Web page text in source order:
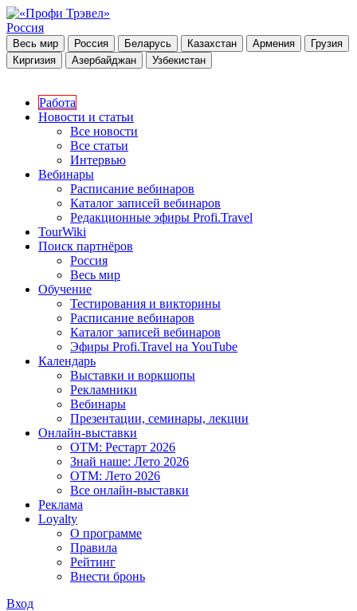
Россия
Весь мир Россия Беларусь Казахстан Армения
Грузия
Киргизия
Азербайджан Узбекистан
Работа
Новости и статьи
Все новости
Все статьи
Интервью
Вебинары
Расписание вебинаров
Каталог записей вебинаров
Редакционные эфиры Profi.Travel
TourWiki
Поиск партнёров
Россия
Весь мир
Обучение
Тестирования и викторины
Расписание вебинаров
Каталог записей вебинаров
Эфиры Profi.Travel на YouTube
Календарь
Выставки и воркшопы
Рекламники
Вебинары
Презентации, семинары, лекции
Онлайн-выставки
OTM: Рестарт 2026
Знай наше: Лето 2026
OTM: Лето 2026
Все онлайн-выставки
Реклама
Loyalty
О программе
Правила
Рейтинг
Внести бронь
Вход